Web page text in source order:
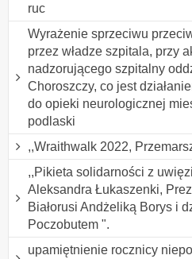
ruc
Wyrażenie sprzeciwu
przez władze szpitala, przy
nadzorującego szpitalny
Choroszczy, co jest
do opieki neurologicznej
podlaski
,,Wraithwalk 2022,
,,Pikieta solidarności z
Aleksandra Łukaszenki,
Białorusi Andżeliką Borys i
Poczobutem ".
upamiętnienie rocznicy